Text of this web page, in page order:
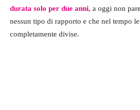
durata solo per due anni, a oggi non
nessun tipo di rapporto e che nel tempo
completamente divise.